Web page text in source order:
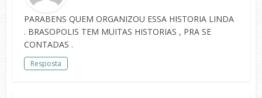
PARABENS QUEM ORGANIZOU ESSA HISTORIA LINDA
. BRASOPOLIS TEM MUITAS HISTORIAS , PRA SE
CONTADAS .
Resposta